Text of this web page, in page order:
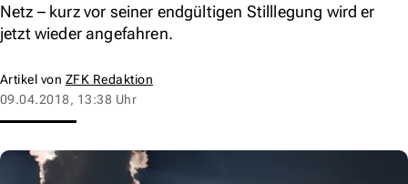
Netz – kurz vor seiner endgültigen Stilllegung wird er
jetzt wieder angefahren.
Artikel von ZFK Redaktion
09.04.2018, 13:38 Uhr